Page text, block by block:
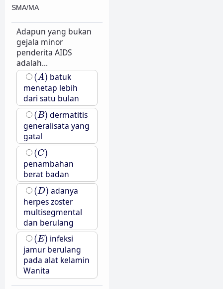
SMA/MA
Adapun yang bukan
gejala minor
penderita AIDS
adalah...
(A)
(A) batuk
menetap lebih
dari satu bulan
(B)
(B) dermatitis
generalisata yang
gatal
(C)
(C)
penambahan
berat badan
(D)
(D) adanya
herpes zoster
multisegmental
dan berulang
(E)
(E) infeksi
jamur berulang
pada alat kelamin
Wanita